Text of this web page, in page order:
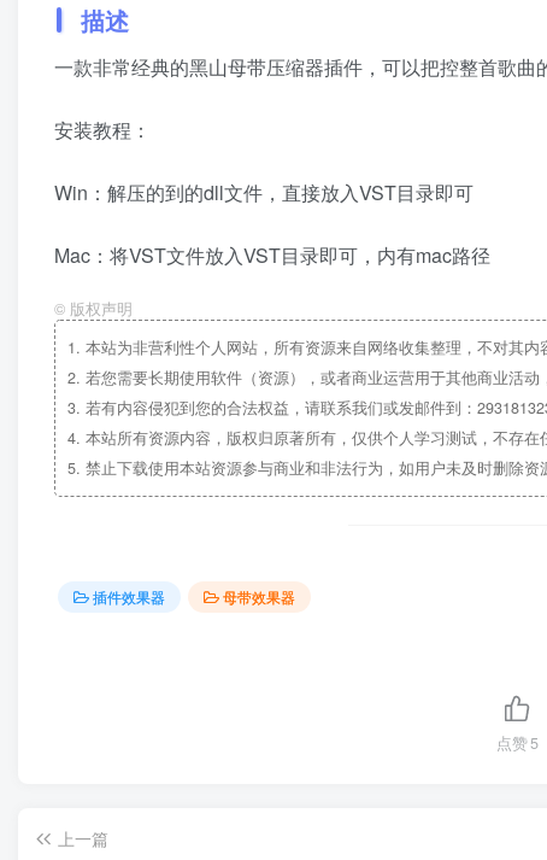
描述
一款非常经典的黑山母带压缩器插件，可以把控整首歌
安装教程：
Win：解压的到的dll文件，直接放入VST目录即可
Mac：将VST文件放入VST目录即可，内有mac路径
© 版权声明
1. 本站为非营利性个人网站，所有资源来自网络收集整理，不对其内
2. 若您需要长期使用软件（资源），或者商业运营用于其他商业活动
3. 若有内容侵犯到您的合法权益，请联系我们或发邮件到：
4. 本站所有资源内容，版权归原著所有，仅供个人学习测试，不存
5. 禁止下载使用本站资源参与商业和非法行为，如用户未及时删除
插件效果器 母带效果器
点赞5
上一篇